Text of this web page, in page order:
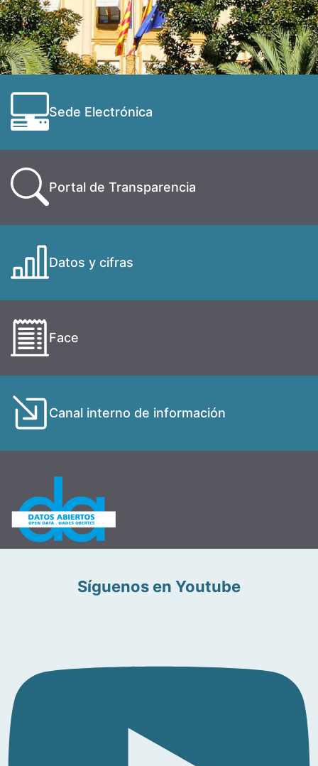
Sede Electrónica
Portal de Transparencia
Datos y cifras
Face
Canal interno de información
Síguenos en Youtube